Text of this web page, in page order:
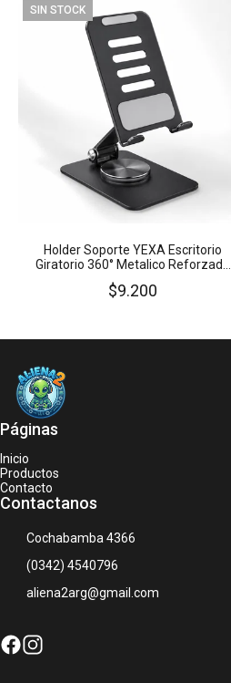
SIN STOCK
Holder Soporte YEXA Escritorio
Giratorio 360° Metalico Reforzado
Base Antideslizante
$9.200
Páginas
Inicio
Productos
Contacto
Contactanos
Cochabamba 4366
(0342) 4540796
aliena2arg@gmail.com